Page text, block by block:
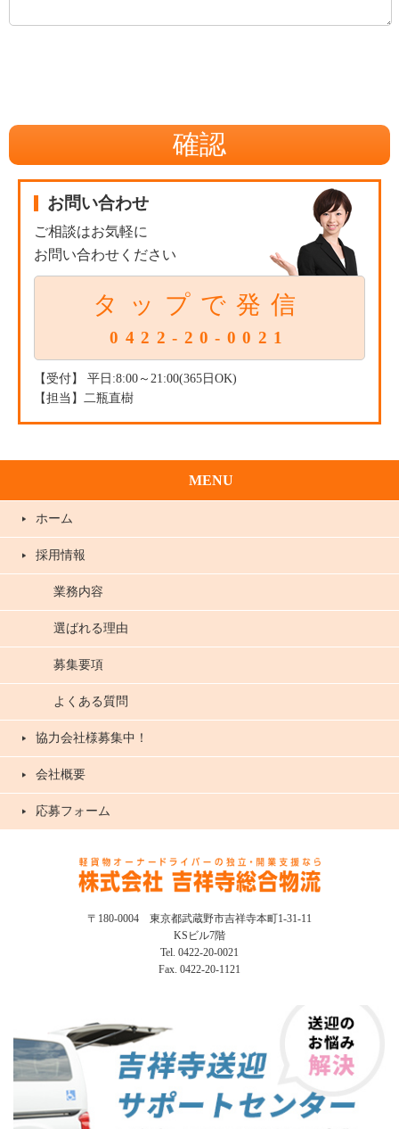
お問い合わせ
ご相談はお気軽に
お問い合わせください
タップで発信
0422-20-0021
【受付】 平日:8:00～21:00(365日OK)
【担当】二瓶直樹
MENU
ホーム
採用情報
業務内容
選ばれる理由
募集要項
よくある質問
協力会社様募集中！
会社概要
応募フォーム
〒180-0004 東京都武蔵野市吉祥寺本町1-31-11
KSビル7階
Tel. 0422-20-0021
Fax. 0422-20-1121